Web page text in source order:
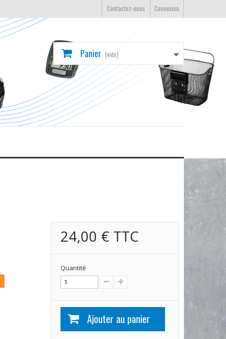
Connexion
Contactez-nous
Panier (vide)
24,00 €TTC
Quantité
Ajouter au panier